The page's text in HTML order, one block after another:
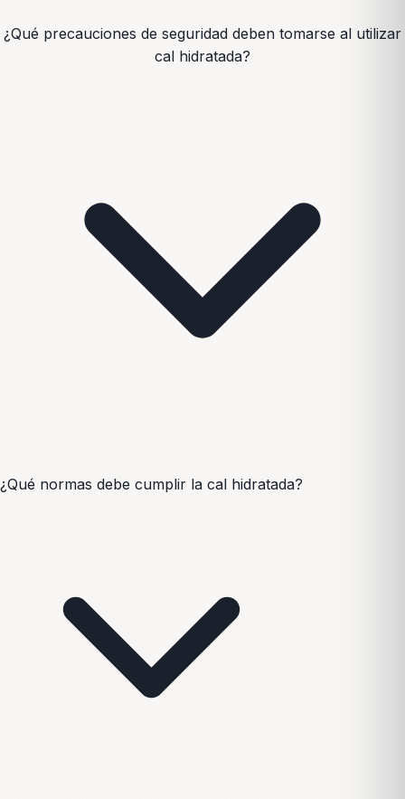
¿Qué precauciones de seguridad deben tomarse al utilizar
cal hidratada?
¿Qué normas debe cumplir la cal hidratada?